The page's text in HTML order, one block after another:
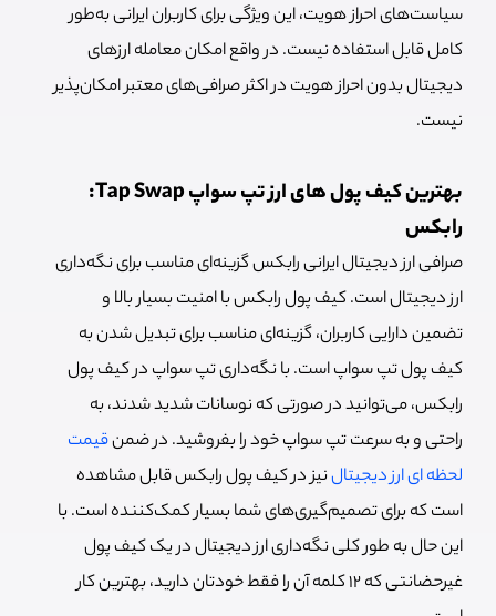
سیاست‌های احراز هویت، این ویژگی برای کاربران ایرانی به‌طور
کامل قابل استفاده نیست. در واقع امکان معامله ارزهای
دیجیتال بدون احراز هویت در اکثر صرافی‌های معتبر امکان‌پذیر
نیست.
بهترین کیف پول‌ های ارز تپ سواپ Tap Swap:
رابکس
صرافی ارز دیجیتال ایرانی رابکس گزینه‌ای مناسب برای نگه‌داری
ارز دیجیتال است. کیف پول رابکس با امنیت بسیار بالا و
تضمین دارایی کاربران، گزینه‌ای مناسب برای تبدیل شدن به
کیف پول تپ سواپ است. با نگه‌داری تپ سواپ در کیف پول
رابکس، می‌توانید در صورتی که نوسانات شدید شدند، به
راحتی و به سرعت تپ سواپ خود را بفروشید. در ضمنقیمت
لحظه ای ارز دیجیتالنیز در کیف پول رابکس قابل مشاهده
است که برای تصمیم‌گیری‌های شما بسیار کمک‌کننده است. با
این حال به طور کلی نگه‌داری ارز دیجیتال در یک کیف پول
غیرحضانتی که 12 کلمه آن را فقط خودتان دارید، بهترین کار